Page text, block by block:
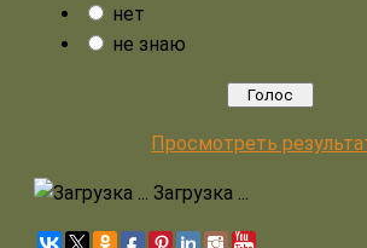
нет
не знаю
Просмотреть
Загрузка ...